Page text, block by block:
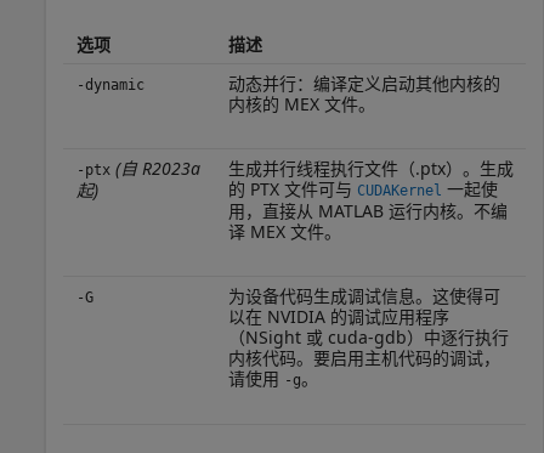
选项 描述
-dynamic
动态并行：编译定义启动其他内核的
内核的 MEX 文件。
-ptx (自 R2023a
起)
生成并行线程执行文件（.ptx）。生成
的 PTX 文件可与 CUDAKernel 一起使
用，直接从 MATLAB 运行内核。不编
译 MEX 文件。
-G
为设备代码生成调试信息。这使得可
以在 NVIDIA 的调试应用程序
（NSight 或 cuda-gdb）中逐行执行
内核代码。要启用主机代码的调试，
请使用 -g。